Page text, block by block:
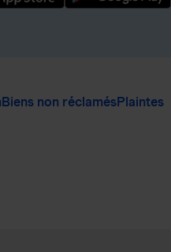
Biens non réclamésPlaintes